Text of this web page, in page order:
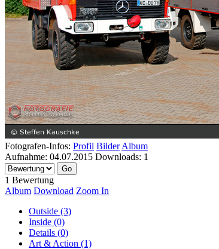
Fotografen-Infos: Profil Bilder Album
Aufnahme: 04.07.2015 Downloads: 1
1 Bewertung
Album Download Zoom In
Outside (3)
Inside (0)
Details (0)
Art & Action (1)